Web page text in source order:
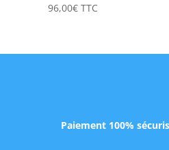
96,00€ TTC
Paiement 100%